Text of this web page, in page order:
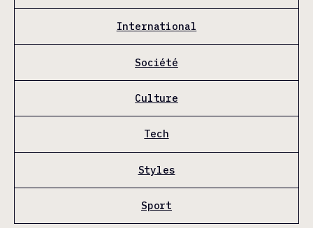
International
Société
Culture
Tech
Styles
Sport